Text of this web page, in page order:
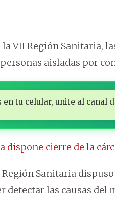
VII Región Sanitaria,
aisladas por
en tu celular, unite al canal
dispone cierre de la
Región Sanitaria
detectar las causas del